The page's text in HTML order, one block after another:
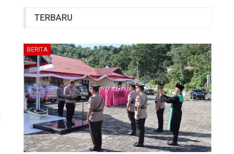
TERBARU
BERITA